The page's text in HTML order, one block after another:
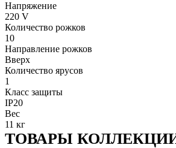
Напряжение
220 V
Количество рожков
10
Направление рожков
Вверх
Количество ярусов
1
Класс защиты
IP20
Вес
11 кг
ТОВАРЫ